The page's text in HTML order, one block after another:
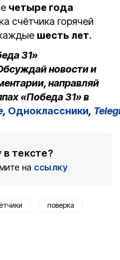
четыре года
счётчика горячей
шесть лет.
31»
новости и
направляй
«Победа 31» в
, Одноклассники,
тексте?
на ссылку
поверка